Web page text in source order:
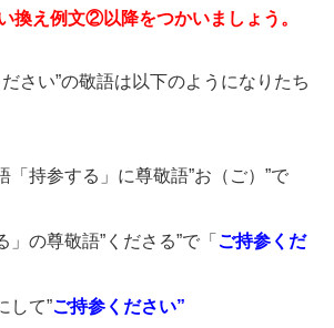
換え例文②以降をつかいましょう。
さい”の敬語は以下のようになりたち
「持参する」に尊敬語”お（ご）”で
」の尊敬語”くださる”で「 ご持参くだ
して”ご持参ください”